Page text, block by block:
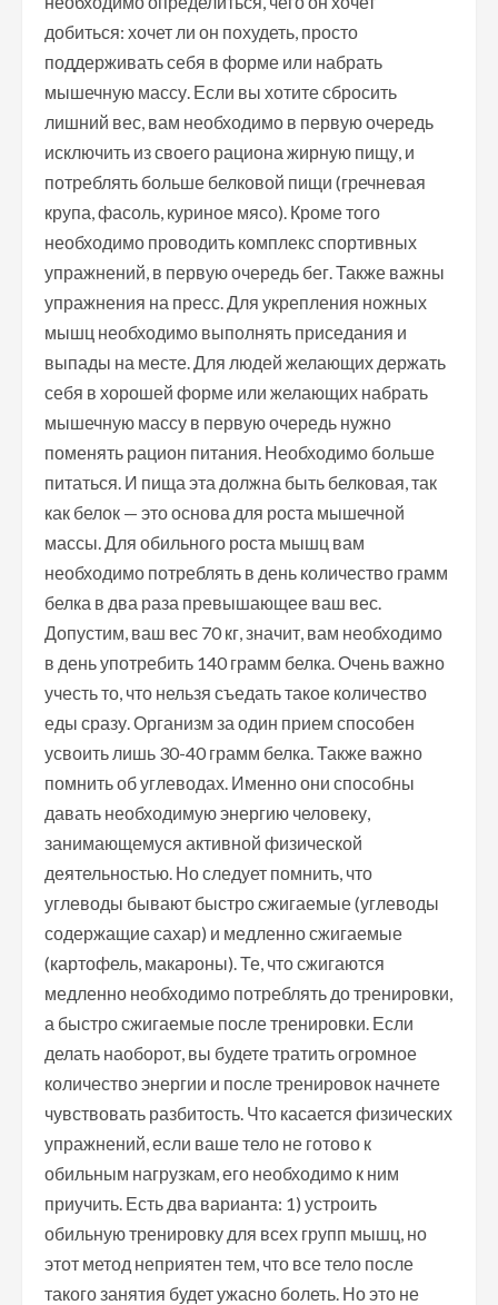
добиться: хочет ли он похудеть, просто
поддерживать себя в форме или набрать
мышечную массу. Если вы хотите сбросить
лишний вес, вам необходимо в первую очередь
исключить из своего рациона жирную пищу, и
потреблять больше белковой пищи (гречневая
крупа, фасоль, куриное мясо). Кроме того
необходимо проводить комплекс спортивных
упражнений, в первую очередь бег. Также важны
упражнения на пресс. Для укрепления ножных
мышц необходимо выполнять приседания и
выпады на месте. Для людей желающих держать
себя в хорошей форме или желающих набрать
мышечную массу в первую очередь нужно
поменять рацион питания. Необходимо больше
питаться. И пища эта должна быть белковая, так
как белок — это основа для роста мышечной
массы. Для обильного роста мышц вам
необходимо потреблять в день количество грамм
белка в два раза превышающее ваш вес.
Допустим, ваш вес 70 кг, значит, вам необходимо
в день употребить 140 грамм белка. Очень важно
учесть то, что нельзя съедать такое количество
еды сразу. Организм за один прием способен
усвоить лишь 30-40 грамм белка. Также важно
помнить об углеводах. Именно они способны
давать необходимую энергию человеку,
занимающемуся активной физической
деятельностью. Но следует помнить, что
углеводы бывают быстро сжигаемые (углеводы
содержащие сахар) и медленно сжигаемые
(картофель, макароны). Те, что сжигаются
медленно необходимо потреблять до тренировки,
а быстро сжигаемые после тренировки. Если
делать наоборот, вы будете тратить огромное
количество энергии и после тренировок начнете
чувствовать разбитость. Что касается физических
упражнений, если ваше тело не готово к
обильным нагрузкам, его необходимо к ним
приучить. Есть два варианта: 1) устроить
обильную тренировку для всех групп мышц, но
этот метод неприятен тем, что все тело после
такого занятия будет ужасно болеть. Но это не